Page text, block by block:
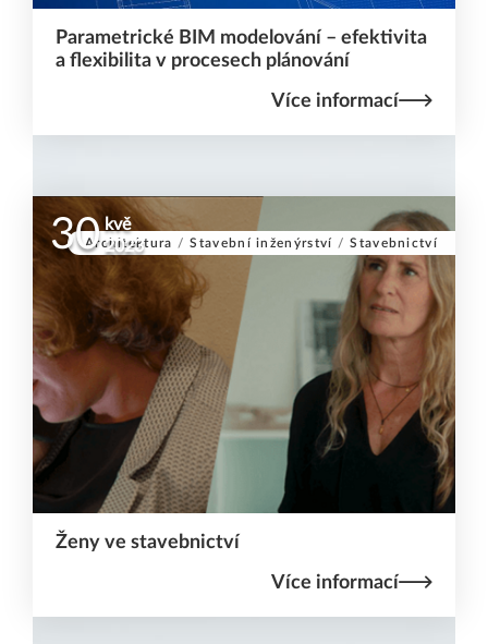
Parametrické BIM modelování – efektivita
a flexibilita v procesech plánování
Více informací
Architektura /Stavební inženýrství /Stavebnictví
30 kvě
2023
Ženy ve stavebnictví
Více informací